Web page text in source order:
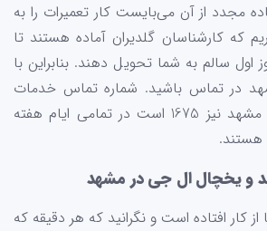
مجدد از آن می‌بایست کار تعمیرات را به
که کارشناسان گلدیران آماده‌ هستند تا
اول سالم به شما تحویل دهند. بنابراین با
در تماس باشید. شماره تماس خدمات
پس از فروش ال جی مشهد نیز 1675 است در تمامی ایام هفته
و یخچال ال جی در مشهد
کار افتاده است و نگرانید که هر دقیقه که